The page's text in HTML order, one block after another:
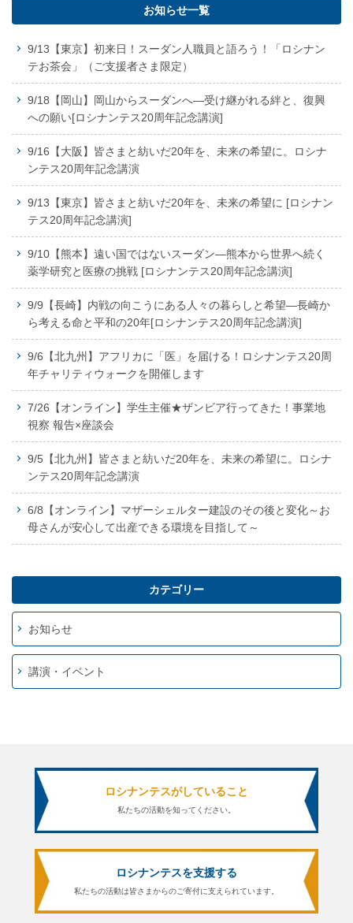
お知らせ一覧
9/13【東京】初来日！スーダン人職員と語ろう！「ロシナン
テお茶会」（ご支援者さま限定）
9/18【岡山】岡山からスーダンへ―受け継がれる絆と、復興
への願い[ロシナンテス20周年記念講演]
9/16【大阪】皆さまと紡いだ20年を、未来の希望に。ロシナ
ンテス20周年記念講演
9/13【東京】皆さまと紡いだ20年を、未来の希望に [ロシナン
テス20周年記念講演]
9/10【熊本】遠い国ではないスーダン―熊本から世界へ続く
薬学研究と医療の挑戦 [ロシナンテス20周年記念講演]
9/9【長崎】内戦の向こうにある人々の暮らしと希望―長崎か
ら考える命と平和の20年[ロシナンテス20周年記念講演]
9/6【北九州】アフリカに「医」を届ける！ロシナンテス20周
年チャリティウォークを開催します
7/26【オンライン】学生主催★ザンビア行ってきた！事業地
視察 報告×座談会
9/5【北九州】皆さまと紡いだ20年を、未来の希望に。ロシナ
ンテス20周年記念講演
6/8【オンライン】マザーシェルター建設のその後と変化～お
母さんが安心して出産できる環境を目指して～
カテゴリー
お知らせ
講演・イベント
ロシナンテスがしていること
私たちの活動を知ってください。
ロシナンテスを支援する
私たちの活動は皆さまからのご寄付に支えられています。